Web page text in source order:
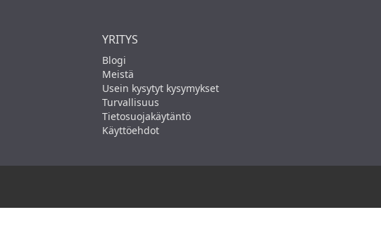
YRITYS
Blogi
Meistä
Usein kysytyt kysymykset
Turvallisuus
Tietosuojakäytäntö
Käyttöehdot